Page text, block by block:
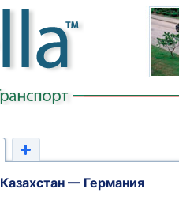
Казахстан — Германия